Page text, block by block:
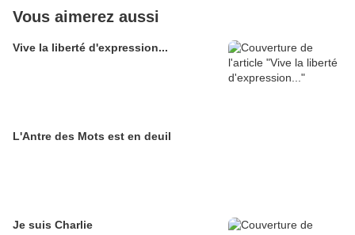
Vous aimerez aussi
Vive la liberté d'expression...
L'Antre des Mots est en deuil
Je suis Charlie